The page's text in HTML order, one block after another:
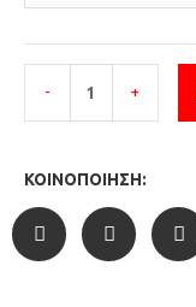
- +
ΚΟΙΝΟΠΟΊΗΣΗ: